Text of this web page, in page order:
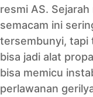
resmi AS.
semacam ini
tersembunyi, tapi
bisa jadi alat
bisa memicu
perlawanan